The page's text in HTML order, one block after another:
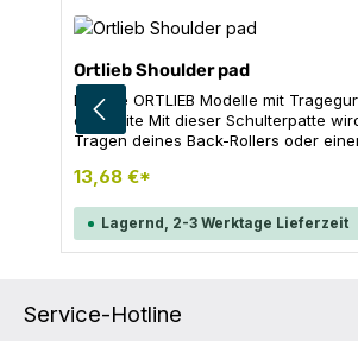
Ortlieb Shoulder pad
Für alle ORTLIEB Modelle mit
cm Breite Mit dieser Schulterpatte
Tragen deines Back-Rollers oder
INHALT: + 1x abnehmbare und
13,68 €*
Lagernd, 2-3 Werktage Lieferzeit
Service-Hotline